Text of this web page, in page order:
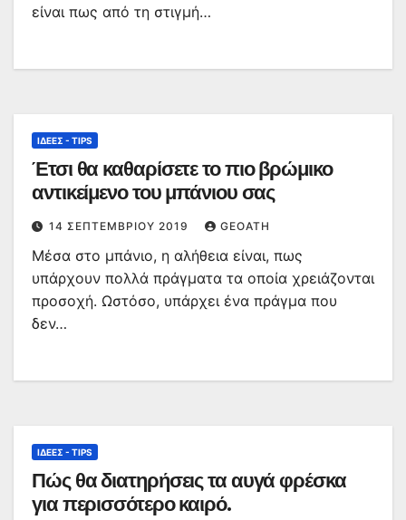
είναι πως από τη στιγμή…
ΙΔΈΕΣ - TIPS
Έτσι θα καθαρίσετε το πιο βρώμικο
αντικείμενο του μπάνιου σας
14 ΣΕΠΤΕΜΒΡΊΟΥ 2019 GEOATH
Μέσα στο μπάνιο, η αλήθεια είναι, πως
υπάρχουν πολλά πράγματα τα οποία χρειάζονται
προσοχή. Ωστόσο, υπάρχει ένα πράγμα που
δεν…
ΙΔΈΕΣ - TIPS
Πώς θα διατηρήσεις τα αυγά φρέσκα
για περισσότερο καιρό.